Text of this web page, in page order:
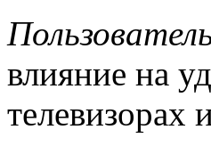
влияние на
телевизорах